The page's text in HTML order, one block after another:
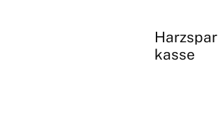
Harzspar
kasse